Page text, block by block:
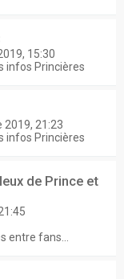
15:30
infos Princières
2019, 21:23
infos Princières
de Prince et
entre fans...